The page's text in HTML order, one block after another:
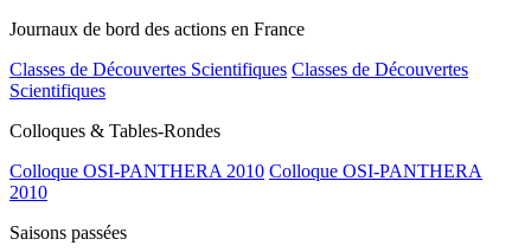
Journaux de bord des actions en France
Classes de Découvertes Scientifiques Classes de Découvertes
Scientifiques
Colloques & Tables-Rondes
Colloque OSI-PANTHERA 2010 Colloque OSI-PANTHERA
2010
Saisons passées